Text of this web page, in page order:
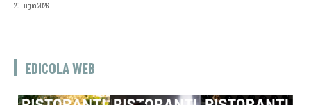
20 Luglio 2026
EDICOLA WEB